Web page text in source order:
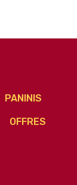
PANINIS
OFFRES